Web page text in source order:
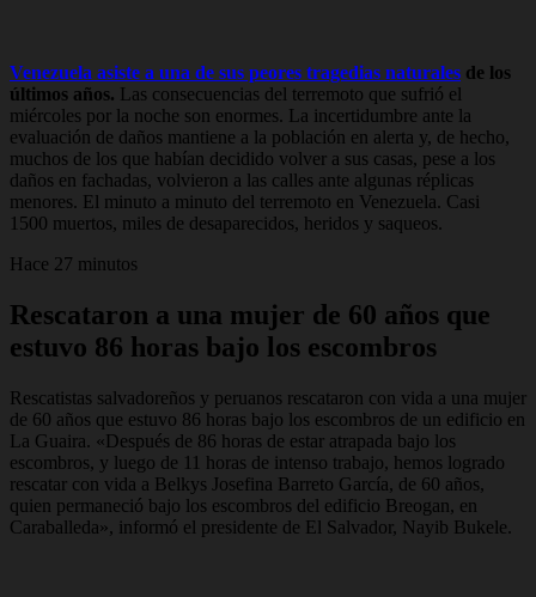
Venezuela asiste a una de sus peores tragedias naturales de los
últimos años. Las consecuencias del terremoto que sufrió el
miércoles por la noche son enormes. La incertidumbre ante la
evaluación de daños mantiene a la población en alerta y, de hecho,
muchos de los que habían decidido volver a sus casas, pese a los
daños en fachadas, volvieron a las calles ante algunas réplicas
menores. El minuto a minuto del terremoto en Venezuela. Casi
1500 muertos, miles de desaparecidos, heridos y saqueos.
Hace 27 minutos
Rescataron a una mujer de 60 años que
estuvo 86 horas bajo los escombros
Rescatistas salvadoreños y peruanos rescataron con vida a una mujer
de 60 años que estuvo 86 horas bajo los escombros de un edificio en
La Guaira. «Después de 86 horas de estar atrapada bajo los
escombros, y luego de 11 horas de intenso trabajo, hemos logrado
rescatar con vida a Belkys Josefina Barreto García, de 60 años,
quien permaneció bajo los escombros del edificio Breogan, en
Caraballeda», informó el presidente de El Salvador, Nayib Bukele.